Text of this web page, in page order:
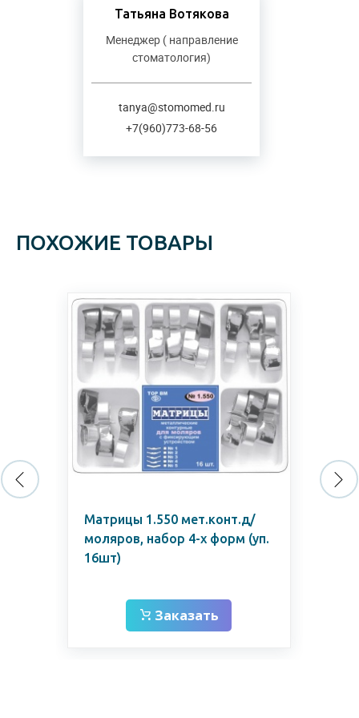
Татьяна Вотякова
Менеджер ( направление
стоматология)
tanya@stomomed.ru
+7(960)773-68-56
ПОХОЖИЕ ТОВАРЫ
Матрицы 1.550 мет.конт.д/
моляров, набор 4-х форм (уп.
16шт)
Заказать